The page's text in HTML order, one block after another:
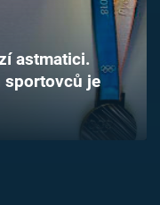
astmatici.
sportovců je